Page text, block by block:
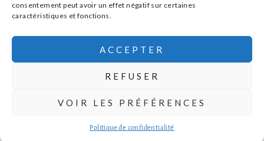
consentement peut avoir un effet négatif sur certaines
caractéristiques et fonctions.
ACCEPTER
REFUSER
VOIR LES PRÉFÉRENCES
Politique de confidentialité
s'inscrire à la newsletter
MENTIONS LÉGALES POLITIQUE DE CONFIDENTIALITÉ
© 2026 ATELIERS SAUVAGES